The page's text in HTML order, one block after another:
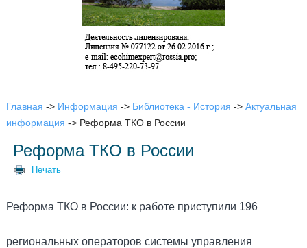
Главная -> Информация -> Библиотека - История ->Актуальная
информация -> Реформа ТКО в России
Реформа ТКО в России
Печать
Реформа ТКО в России: к работе приступили 196
региональных операторов системы управления